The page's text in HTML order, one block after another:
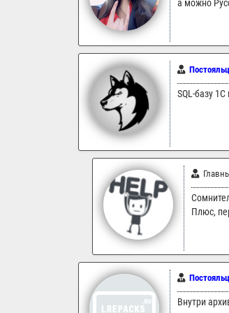
а можно
SQL-базу
Плюс,
Внутри